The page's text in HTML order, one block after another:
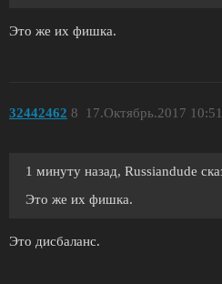
Это же их фишка.
32442462 17.Октябрь.2017
8
1 минуту назад, Russiandude
Это же их фишка.
Это дисбаланс.